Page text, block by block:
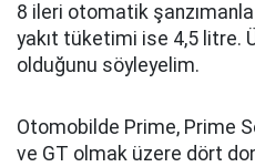
8 ileri otomatik
yakıt tüketimi ise 4,5 litre.
olduğunu söyleyelim.
Otomobilde Prime, Prime
ve GT olmak üzere dört